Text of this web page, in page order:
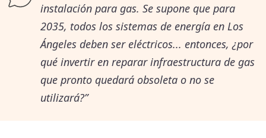
que los precios deberían ser justos y
con procesos de reclamación más
simples. Los cambios recientes
hechos por el comisionado de
seguros han aumentado los límites
instalación para gas. Se supone que para
2035, todos los sistemas de energía en Los
Ángeles deben ser eléctricos... entonces, ¿por
qué invertir en reparar infraestructura de gas
que pronto quedará obsoleta o no se
utilizará?”